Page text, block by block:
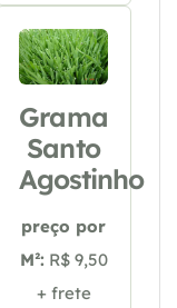
Grama
Santo
Agostinho
preço por
M²: R$ 9,50
+ frete